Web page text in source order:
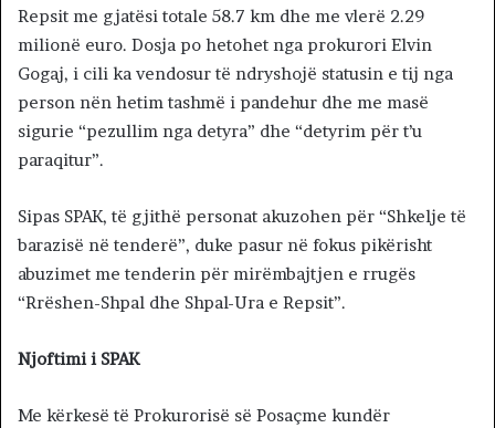
Repsit me gjatësi totale 58.7 km dhe me vlerë 2.29
milionë euro. Dosja po hetohet nga prokurori Elvin
Gogaj, i cili ka vendosur të ndryshojë statusin e tij nga
person nën hetim tashmë i pandehur dhe me masë
sigurie “pezullim nga detyra” dhe “detyrim për t’u
paraqitur”.
Sipas SPAK, të gjithë personat akuzohen për “Shkelje të
barazisë në tenderë”, duke pasur në fokus pikërisht
abuzimet me tenderin për mirëmbajtjen e rrugës
“Rrëshen-Shpal dhe Shpal-Ura e Repsit”.
Njoftimi i SPAK
Me kërkesë të Prokurorisë së Posaçme kundër